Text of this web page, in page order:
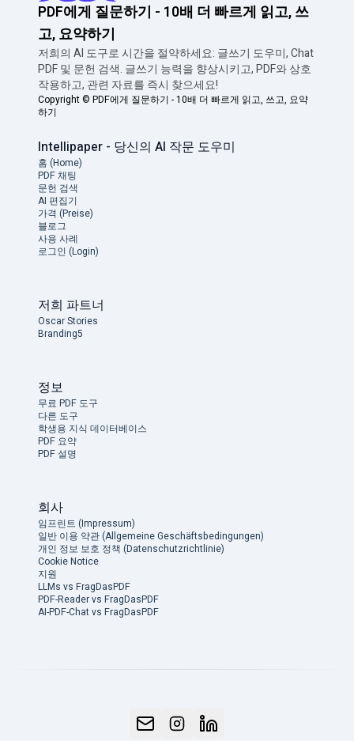
PDF에게 질문하기 - 10배 더 빠르게 읽고, 쓰
고, 요약하기
저희의 AI 도구로 시간을 절약하세요: 글쓰기 도우미, Chat
PDF 및 문헌 검색. 글쓰기 능력을 향상시키고, PDF와 상호
작용하고, 관련 자료를 즉시 찾으세요!
Copyright © PDF에게 질문하기 - 10배 더 빠르게 읽고, 쓰고, 요약
하기
Intellipaper - 당신의 AI 작문 도우미
홈 (Home)
PDF 채팅
문헌 검색
AI 편집기
가격 (Preise)
블로그
사용 사례
로그인 (Login)
저희 파트너
Oscar Stories
Branding5
정보
무료 PDF 도구
다른 도구
학생용 지식 데이터베이스
PDF 요약
PDF 설명
회사
임프린트 (Impressum)
일반 이용 약관 (Allgemeine Geschäftsbedingungen)
개인 정보 보호 정책 (Datenschutzrichtlinie)
Cookie Notice
지원
LLMs vs FragDasPDF
PDF-Reader vs FragDasPDF
AI-PDF-Chat vs FragDasPDF